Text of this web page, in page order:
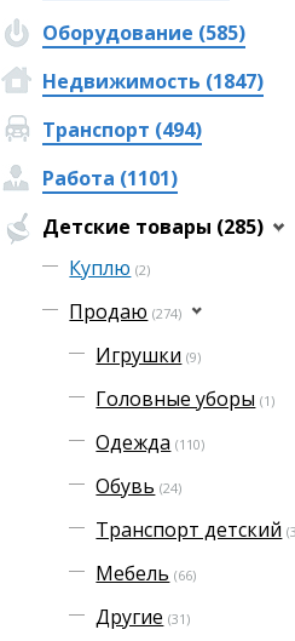
Оборудование (585)
Недвижимость (1847)
Транспорт (494)
Работа (1101)
Детские товары (285)
Куплю (2)
Продаю (274)
Игрушки (9)
Головные уборы (1)
Одежда (110)
Обувь (24)
Транспорт детский
Мебель (66)
Другие (31)